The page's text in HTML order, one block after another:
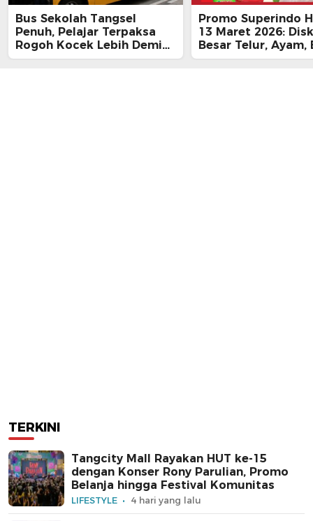
Bus Sekolah Tangsel
Penuh, Pelajar Terpaksa
Rogoh Kocek Lebih Demi
Tiba Tepat Waktu
Promo Superindo
13 Maret 2026:
Besar Telur, Ayam,
hingga Daging,
TERKINI
Tangcity Mall Rayakan HUT ke-15
dengan Konser Rony Parulian, Promo
Belanja hingga Festival Komunitas
LIFESTYLE 4 hari yang lalu